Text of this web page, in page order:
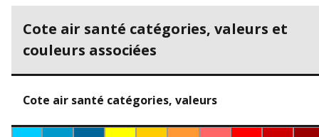
Cote air santé catégories, valeurs et
couleurs associées
Cote air santé catégories, valeurs